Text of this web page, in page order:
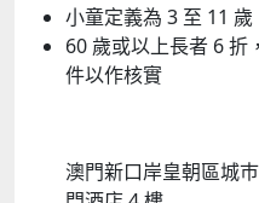
小童定義為 3 至 11 歲
60 歲或以上長者 6 折
件以作核實
澳門新口岸皇朝區城